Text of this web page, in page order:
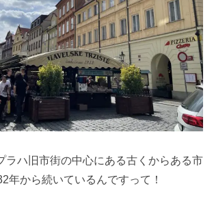
ラハ旧市街の中心にある古くからある市
年から続いているんですって！